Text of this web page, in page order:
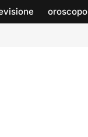
oroscopo